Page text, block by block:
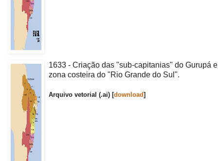
1633 - Criação das "sub-capitanias" do Gurupá
zona costeira do "Rio Grande do Sul".
Arquivo vetorial (.ai) [download]